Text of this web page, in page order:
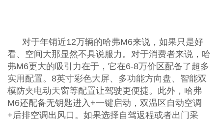
对于年销近12万辆的哈弗M6来说，如果只是好
看、空间大那显然不具说服力。对于消费者来说，哈
弗M6更大的吸引力在于，它在6-8万价区配备了超多
实用配置。8英寸彩色大屏、多功能方向盘、智能双
模防夹电动天窗等配置让驾驶更便捷。此外，哈弗
M6还配备无钥匙进入+一键启动，双温区自动空调
+后排空调出风口。如果选择自驾返程或者出门采